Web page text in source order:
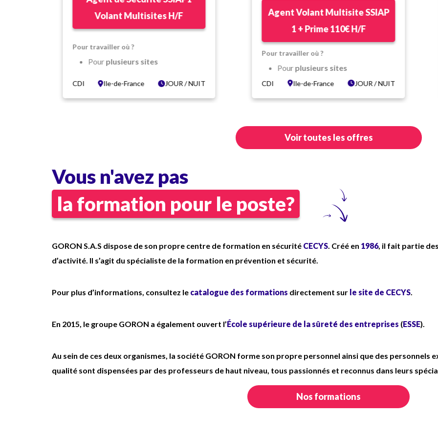
Volant Multisites H/F
Pour travailler où ?
Pourplusieurs sites
Salaire variant de 2039.33 € à
150 + prime de fonction +
primes conventionnelles +
payées tous les mois + 110€
brut/mois)
CDI Ile-de-France JOUR / NUIT
Agent Volant Multisite SSIAP
1 + Prime 110€ H/F
Pour travailler où ?
Pourplusieurs sites
Dans unenvironnement
dynamique et varié
Dans quelles conditions ?
CDI Temps complet
€ à 2 400 € brut/mois (Coef.
AE 140 + prime de fonction +
heures supplémentaires
payées tous les mois + 110€
Tenue complète fournie
CDI Ile-de-France JOUR / NUIT
Voir toutes les offres
Vous n'avez pas
la formation pour le poste?
GORON S.A.S dispose de son propre centre de formation en sécurité CECYS. Créé en 1986, il fait partie
d’activité. Il s’agit du spécialiste de la formation en prévention et sécurité.
Pour plus d’informations, consultez le catalogue des formations directement sur le site de CECYS.
En 2015, le groupe GORON a également ouvert l’École supérieure de la sûreté des entreprises (ESSE).
Au sein de ces deux organismes, la société GORON forme son propre personnel ainsi que des
qualité sont dispensées par des professeurs de haut niveau, tous passionnés et reconnus dans leurs
Nos formations